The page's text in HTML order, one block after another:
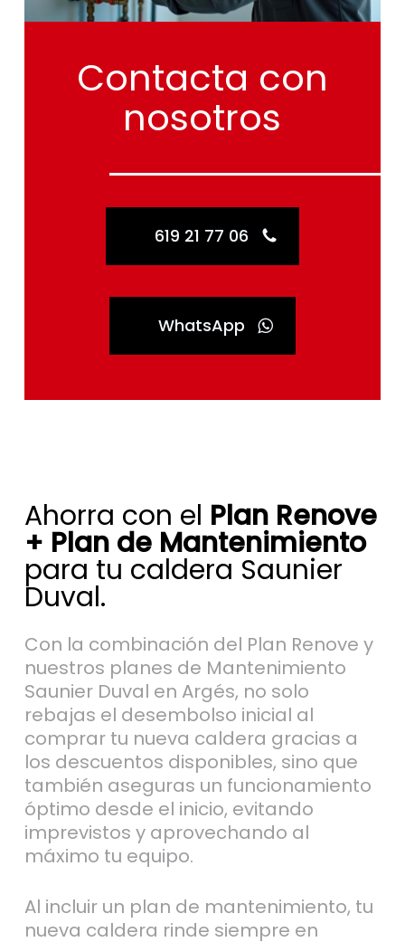
nosotros
619 21 77 06
WhatsApp
+ Plan de Mantenimiento
para tu caldera Saunier
Duval.
Con la combinación del Plan Renove y
nuestros planes de Mantenimiento
Saunier Duval en Argés, no solo
rebajas el desembolso inicial al
comprar tu nueva caldera gracias a
los descuentos disponibles, sino que
también aseguras un funcionamiento
óptimo desde el inicio, evitando
imprevistos y aprovechando al
máximo tu equipo.
Al incluir un plan de mantenimiento, tu
nueva caldera rinde siempre en
estado ideal, lo que se traduce en un